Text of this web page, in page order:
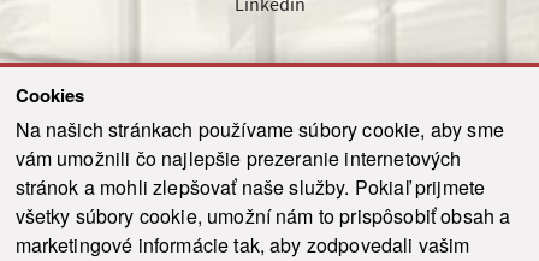
Cookies
Na našich stránkach používame súbory cookie, aby sme
vám umožnili čo najlepšie prezeranie internetových
stránok a mohli zlepšovať naše služby. Pokiaľ prijmete
všetky súbory cookie, umožní nám to prispôsobiť obsah a
marketingové informácie tak, aby zodpovedali vašim
Odoslať